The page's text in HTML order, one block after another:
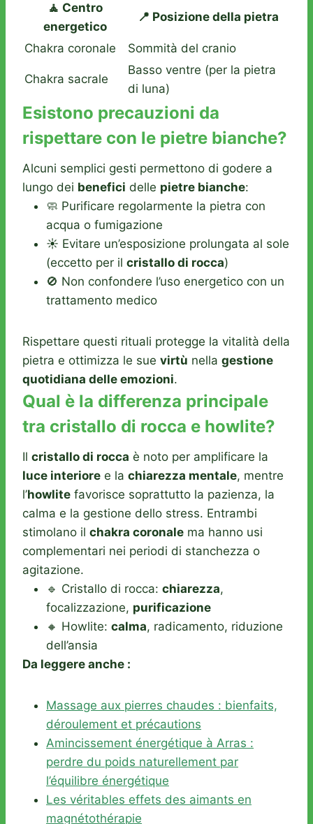
🧘 Centro
energetico
📍 Posizione della pietra
Chakra coronale Sommità del cranio
Chakra sacrale
Basso ventre (per la pietra
di luna)
Esistono precauzioni da
rispettare con le pietre bianche?
Alcuni semplici gesti permettono di godere a
lungo dei benefici delle pietre bianche:
🧼 Purificare regolarmente la pietra con
acqua o fumigazione
☀️ Evitare un’esposizione prolungata al sole
(eccetto per il cristallo di rocca)
🚫 Non confondere l’uso energetico con un
trattamento medico
Rispettare questi rituali protegge la vitalità della
pietra e ottimizza le sue virtù nella gestione
quotidiana delle emozioni.
Qual è la differenza principale
tra cristallo di rocca e howlite?
Il cristallo di rocca è noto per amplificare la
luce interiore e la chiarezza mentale, mentre
l’howlite favorisce soprattutto la pazienza, la
calma e la gestione dello stress. Entrambi
stimolano il chakra coronale ma hanno usi
complementari nei periodi di stanchezza o
agitazione.
🔹 Cristallo di rocca: chiarezza,
focalizzazione, purificazione
🔸 Howlite: calma, radicamento, riduzione
dell’ansia
Da leggere anche :
Massage aux pierres chaudes : bienfaits,
déroulement et précautions
Amincissement énergétique à Arras :
perdre du poids naturellement par
l’équilibre énergétique
Les véritables effets des aimants en
magnétothérapie